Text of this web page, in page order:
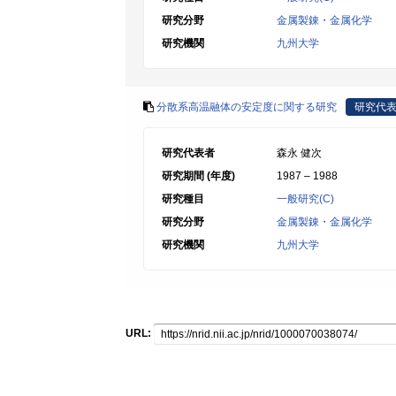
研究分野
金属製錬・金属化学
研究機関
九州大学
分散系高温融体の安定度に関する研究 研究代
研究代表者
森永 健次
研究期間 (年度)
1987 – 1988
研究種目
一般研究(C)
研究分野
金属製錬・金属化学
研究機関
九州大学
URL: